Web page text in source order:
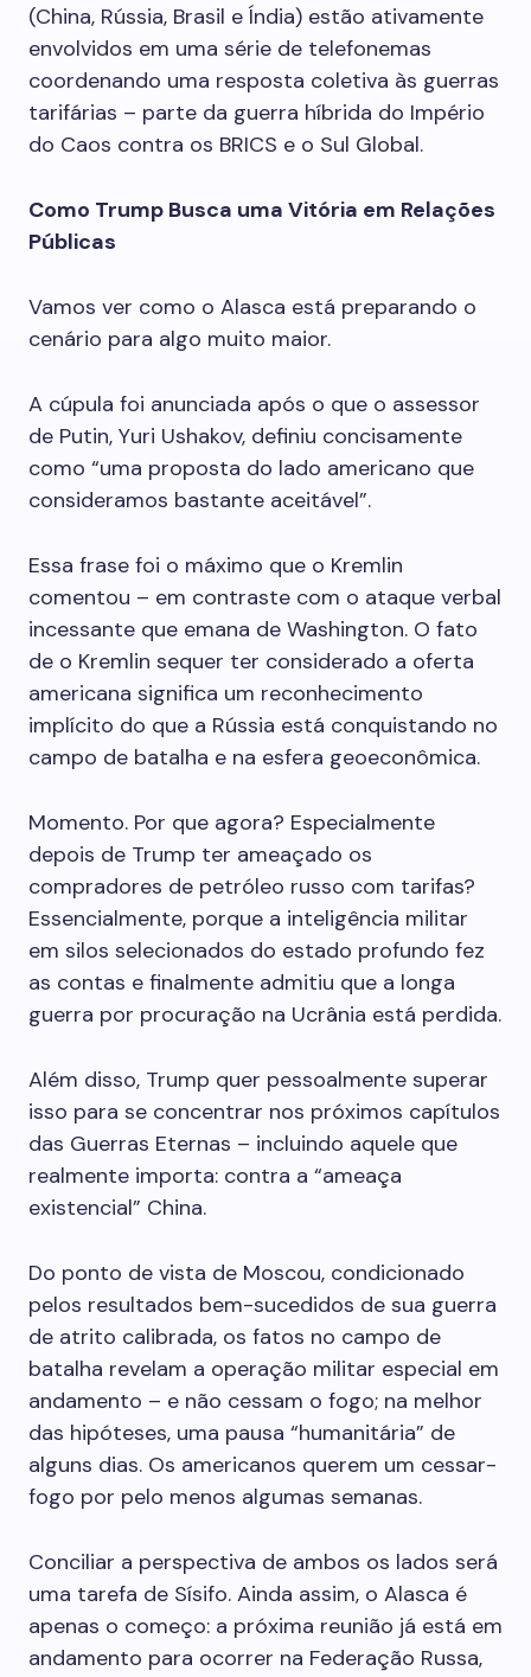
(China, Rússia, Brasil e Índia) estão ativamente
envolvidos em uma série de telefonemas
coordenando uma resposta coletiva às guerras
tarifárias – parte da guerra híbrida do Império
do Caos contra os BRICS e o Sul Global.
Como Trump Busca uma Vitória em Relações
Públicas
Vamos ver como o Alasca está preparando o
cenário para algo muito maior.
A cúpula foi anunciada após o que o assessor
de Putin, Yuri Ushakov, definiu concisamente
como “uma proposta do lado americano que
consideramos bastante aceitável”.
Essa frase foi o máximo que o Kremlin
comentou – em contraste com o ataque verbal
incessante que emana de Washington. O fato
de o Kremlin sequer ter considerado a oferta
americana significa um reconhecimento
implícito do que a Rússia está conquistando no
campo de batalha e na esfera geoeconômica.
Momento. Por que agora? Especialmente
depois de Trump ter ameaçado os
compradores de petróleo russo com tarifas?
Essencialmente, porque a inteligência militar
em silos selecionados do estado profundo fez
as contas e finalmente admitiu que a longa
guerra por procuração na Ucrânia está perdida.
Além disso, Trump quer pessoalmente superar
isso para se concentrar nos próximos capítulos
das Guerras Eternas – incluindo aquele que
realmente importa: contra a “ameaça
existencial” China.
Do ponto de vista de Moscou, condicionado
pelos resultados bem-sucedidos de sua guerra
de atrito calibrada, os fatos no campo de
batalha revelam a operação militar especial em
andamento – e não cessam o fogo; na melhor
das hipóteses, uma pausa “humanitária” de
alguns dias. Os americanos querem um cessar-
fogo por pelo menos algumas semanas.
Conciliar a perspectiva de ambos os lados será
uma tarefa de Sísifo. Ainda assim, o Alasca é
apenas o começo: a próxima reunião já está em
andamento para ocorrer na Federação Russa,